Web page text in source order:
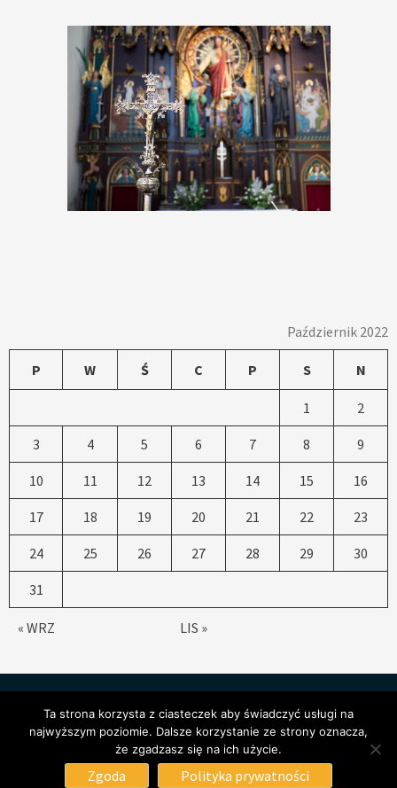
Październik 2022
P W Ś C P S N
« WRZ LIS »
1 2
3 4 5 6 7 8 9
10 11 12 13 14 15 16
17 18 19 20 21 22 23
24 25 26 27 28 29 30
31
Copyright © All rights Św. Katarzyna Zgierz
by
AF themes.
Ta strona korzysta z ciasteczek aby świadczyć usługi na
najwyższym poziomie. Dalsze korzystanie ze strony oznacza,
że zgadzasz się na ich użycie.
Zgoda Polityka prywatności